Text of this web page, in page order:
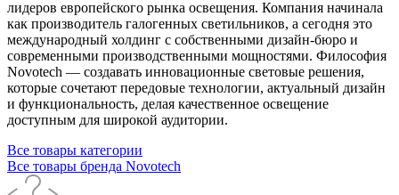
лидеров европейского рынка освещения. Компания начинала
как производитель галогенных светильников, а сегодня это
международный холдинг с собственными дизайн-бюро и
современными производственными мощностями. Философия
Novotech — создавать инновационные световые решения,
которые сочетают передовые технологии, актуальный дизайн
и функциональность, делая качественное освещение
доступным для широкой аудитории.
Все товары категории
Все товары бренда Novotech